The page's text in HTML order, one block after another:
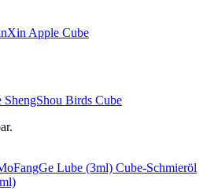
Apple Cube
ShengShou Birds Cube
Cube-Schmieröl